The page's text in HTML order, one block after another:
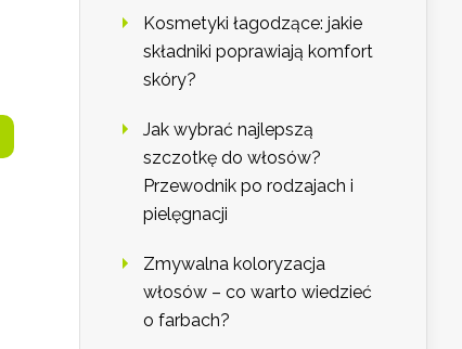
Kosmetyki łagodzące: jakie
składniki poprawiają komfort
skóry?
Jak wybrać najlepszą
szczotkę do włosów?
Przewodnik po rodzajach i
pielęgnacji
Zmywalna koloryzacja
włosów – co warto wiedzieć
o farbach?